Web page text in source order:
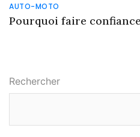
AUTO-MOTO
Pourquoi faire
Rechercher